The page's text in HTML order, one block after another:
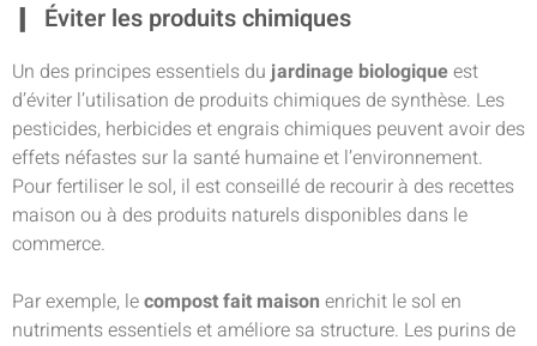
Éviter les produits chimiques
Un des principes essentiels dujardinage biologiqueest
d’éviter l’utilisation de produits chimiques de synthèse. Les
pesticides, herbicides et engrais chimiques peuvent avoir des
effets néfastes sur la santé humaine et l’environnement.
Pour fertiliser le sol, il est conseillé de recourir à des recettes
maison ou à des produits naturels disponibles dans le
commerce.
Par exemple, lecompost fait maison enrichit le sol en
nutriments essentiels et améliore sa structure. Les purins de